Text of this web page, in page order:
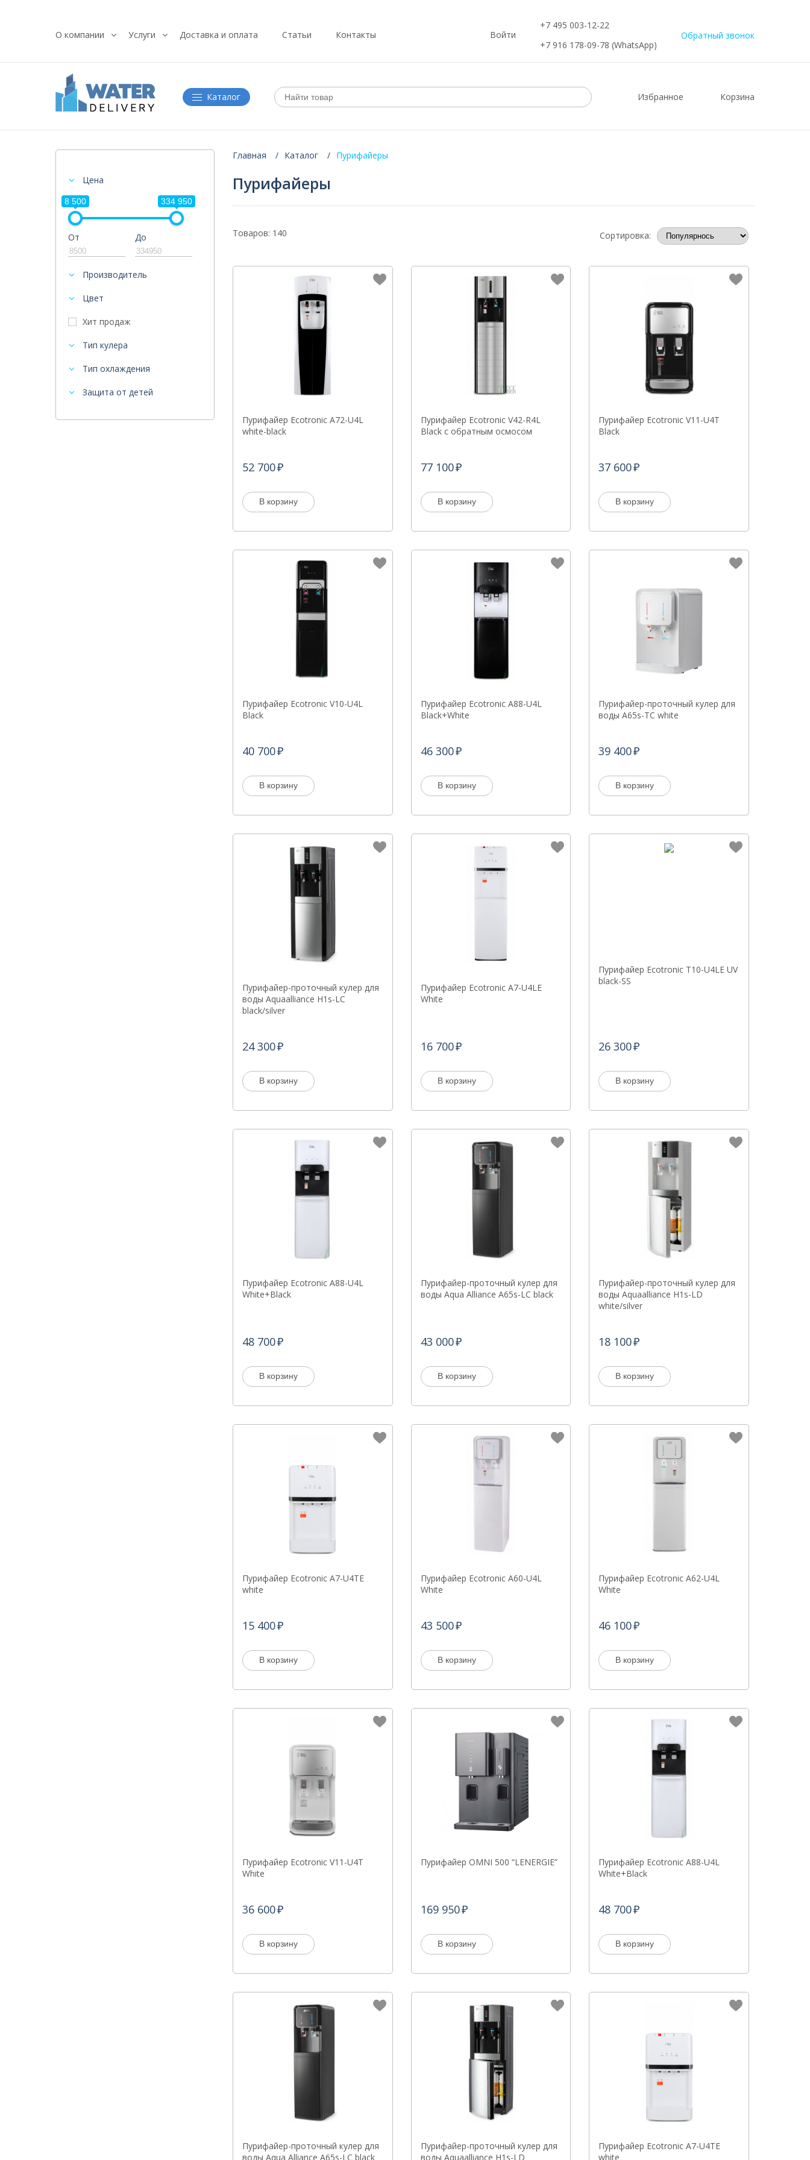
О компании Услуги Доставка и оплата Статьи Контакты Войти
+7 495 003-12-22
+7 916 178-09-78 (WhatsApp)
Обратный звонок
Каталог Избранное Корзина
Цена
8 500 334 950
От До
Производитель
Цвет
Хит продаж
Тип кулера
Тип охлаждения
Защита от детей
Главная Каталог Пурифайеры
Пурифайеры
Товаров: 140 Сортировка:
Пурифайер Ecotronic A72-U4L
white-black
52 700
В корзину
Пурифайер Ecotronic V42-R4L
Black с обратным осмосом
77 100
В корзину
Пурифайер Ecotronic V11-U4T
Black
37 600
В корзину
Пурифайер Ecotronic V10-U4L
Black
40 700
В корзину
Пурифайер Ecotronic A88-U4L
Black+White
46 300
В корзину
Пурифайер-проточный кулер для
воды A65s-TC white
39 400
В корзину
Пурифайер-проточный кулер для
воды Aquaalliance H1s-LС
black/silver
24 300
В корзину
Пурифайер Ecotronic A7-U4LE
White
16 700
В корзину
Пурифайер Ecotronic T10-U4LE UV
black-SS
26 300
В корзину
Пурифайер Ecotronic A88-U4L
White+Black
48 700
В корзину
Пурифайер-проточный кулер для
воды Aqua Alliance A65s-LC black
43 000
В корзину
Пурифайер-проточный кулер для
воды Aquaalliance H1s-LD
white/silver
18 100
В корзину
Пурифайер Ecotronic A7-U4TE
white
15 400
В корзину
Пурифайер Ecotronic A60-U4L
White
43 500
В корзину
Пурифайер Ecotronic A62-U4L
White
46 100
В корзину
Пурифайер Ecotronic V11-U4T
White
36 600
В корзину
Пурифайер OMNI 500 “LENERGIE”
169 950
В корзину
Пурифайер Ecotronic A88-U4L
White+Black
48 700
В корзину
Пурифайер-проточный кулер для
воды Aqua Alliance A65s-LC black
Пурифайер-проточный кулер для
воды Aquaalliance H1s-LD
Пурифайер Ecotronic A7-U4TE
white